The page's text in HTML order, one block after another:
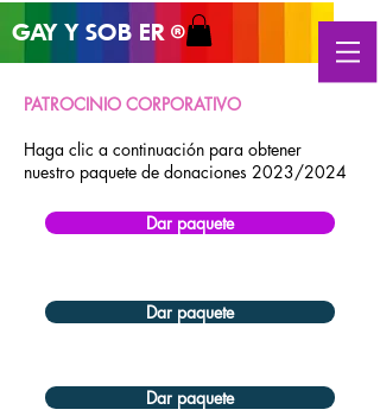
GAY Y SOB ER ®
PATROCINIO CORPORATIVO
Haga clic a continuación para obtener
nuestro paquete de donaciones 2023/2024
Dar paquete
Dar paquete
Dar paquete